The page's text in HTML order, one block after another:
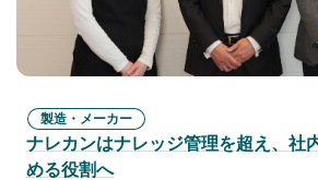
製造・メーカー
ナレカンはナレッジ管理を超え、社
める役割へ